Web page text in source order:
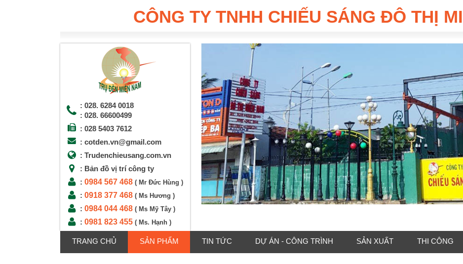
CÔNG TY TNHH CHIẾU SÁNG ĐÔ THỊ
: 028. 6284 0018
: 028. 66600499
: 028 5403 7612
: cotden.vn@gmail.com
: Trudenchieusang.com.vn
: Bản đồ vị trí công ty
: 0984 567 468 ( Mr Đức Hùng )
: 0918 377 468 ( Ms Hương )
: 0984 044 468 ( Ms Mỹ Tây )
: 0981 823 455 ( Ms. Hạnh )
TRANG CHỦ SẢN PHẨM TIN TỨC DỰ ÁN - CÔNG TRÌNH SẢN XUẤT THI CÔNG